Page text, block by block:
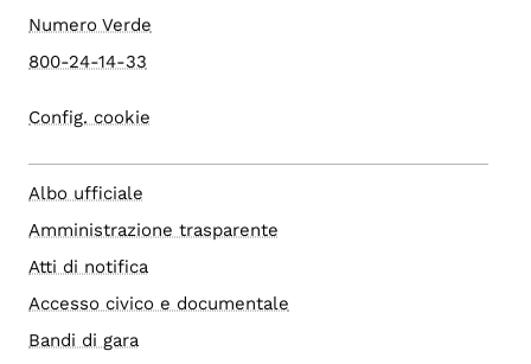
Numero Verde
800-24-14-33
Config. cookie
Albo ufficiale
Amministrazione trasparente
Atti di notifica
Accesso civico e documentale
Bandi di gara